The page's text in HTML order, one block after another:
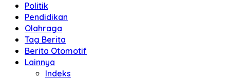
Politik
Pendidikan
Olahraga
Tag Berita
Berita Otomotif
Lainnya
Indeks